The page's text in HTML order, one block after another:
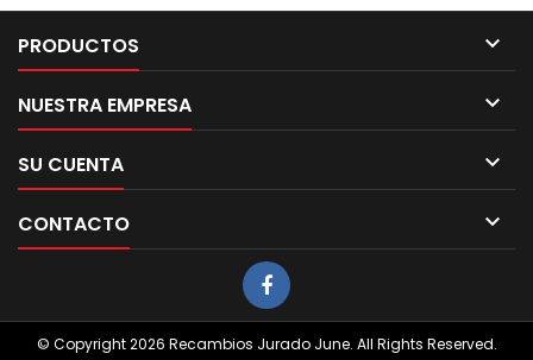
PRODUCTOS 
NUESTRA EMPRESA 
SU CUENTA 
CONTACTO 
© Copyright 2026 Recambios Jurado June. All Rights Reserved.